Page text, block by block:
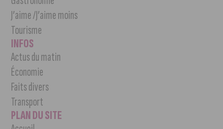
J’aime /J’aime moins
Tourisme
INFOS
Actus du matin
Économie
Faits divers
Transport
PLAN DU SITE